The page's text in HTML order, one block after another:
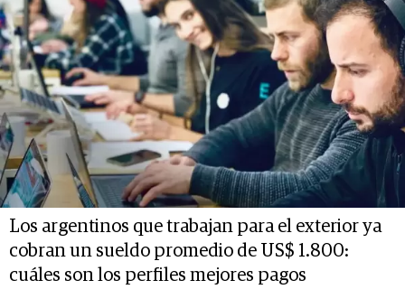
Los argentinos que trabajan para el exterior ya
cobran un sueldo promedio de US$ 1.800:
cuáles son los perfiles mejores pagos